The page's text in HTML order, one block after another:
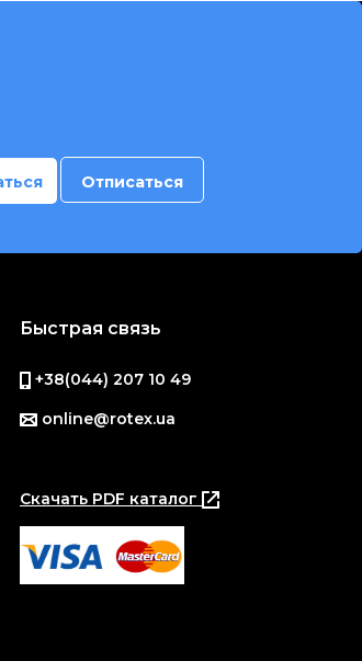
Быстрая связь
+38(044) 207 10 49
online@rotex.ua
Скачать PDF каталог